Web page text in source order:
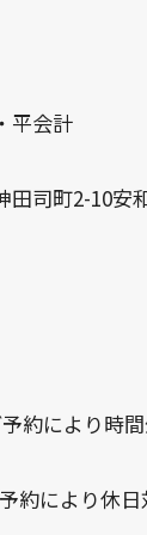
平会計
田司町2-10安
約により時
約により休日